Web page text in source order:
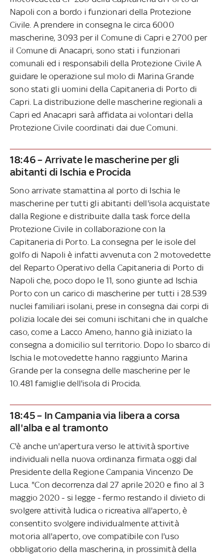
Napoli con a bordo i funzionari della Protezione
Civile. A prendere in consegna le circa 6000
mascherine, 3093 per il Comune di Capri e 2700 per
il Comune di Anacapri, sono stati i funzionari
comunali ed i responsabili della Protezione Civile A
guidare le operazione sul molo di Marina Grande
sono stati gli uomini della Capitaneria di Porto di
Capri. La distribuzione delle mascherine regionali a
Capri ed Anacapri sarà affidata ai volontari della
Protezione Civile coordinati dai due Comuni.
18:46 – Arrivate le mascherine per gli
abitanti di Ischia e Procida
Sono arrivate stamattina al porto di Ischia le
mascherine per tutti gli abitanti dell'isola acquistate
dalla Regione e distribuite dalla task force della
Protezione Civile in collaborazione con la
Capitaneria di Porto. La consegna per le isole del
golfo di Napoli è infatti avvenuta con 2 motovedette
del Reparto Operativo della Capitaneria di Porto di
Napoli che, poco dopo le 11, sono giunte ad Ischia
Porto con un carico di mascherine per tutti i 28.539
nuclei familiari isolani, prese in consegna dai corpi di
polizia locale dei sei comuni ischitani che in qualche
caso, come a Lacco Ameno, hanno già iniziato la
consegna a domicilio sul territorio. Dopo lo sbarco di
Ischia le motovedette hanno raggiunto Marina
Grande per la consegna delle mascherine per le
10.481 famiglie dell'isola di Procida.
18:45 – In Campania via libera a corsa
all'alba e al tramonto
C'è anche un'apertura verso le attività sportive
individuali nella nuova ordinanza firmata oggi dal
Presidente della Regione Campania Vincenzo De
Luca. "Con decorrenza dal 27 aprile 2020 e fino al 3
maggio 2020 - si legge - fermo restando il divieto di
svolgere attività ludica o ricreativa all'aperto, è
consentito svolgere individualmente attività
motoria all'aperto, ove compatibile con l'uso
obbligatorio della mascherina, in prossimità della